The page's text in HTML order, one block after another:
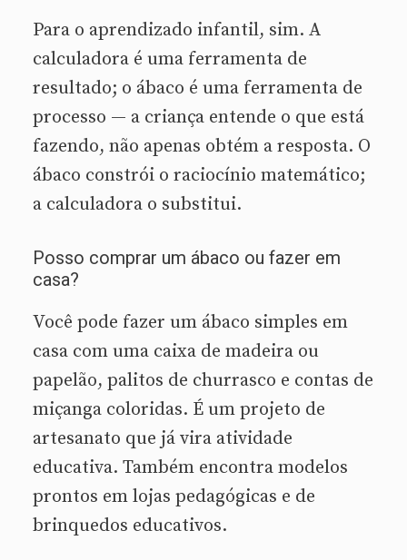
Para o aprendizado infantil, sim. A
calculadora é uma ferramenta de
resultado; o ábaco é uma ferramenta de
processo — a criança entende o que está
fazendo, não apenas obtém a resposta. O
ábaco constrói o raciocínio matemático;
a calculadora o substitui.
Posso comprar um ábaco ou fazer em
casa?
Você pode fazer um ábaco simples em
casa com uma caixa de madeira ou
papelão, palitos de churrasco e contas de
miçanga coloridas. É um projeto de
artesanato que já vira atividade
educativa. Também encontra modelos
prontos em lojas pedagógicas e de
brinquedos educativos.